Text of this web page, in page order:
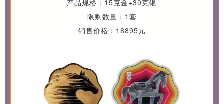
产品规格：15克金+30克银
限购数量：1套
销售价格：18895元